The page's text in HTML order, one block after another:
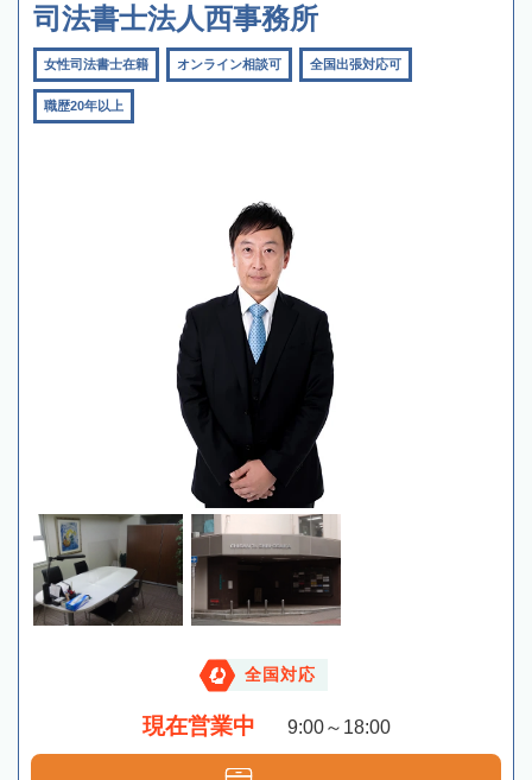
司法書士法人西事務所
女性司法書士在籍 オンライン相談可 全国出張対応可
職歴20年以上
全国対応
現在営業中 9:00～18:00